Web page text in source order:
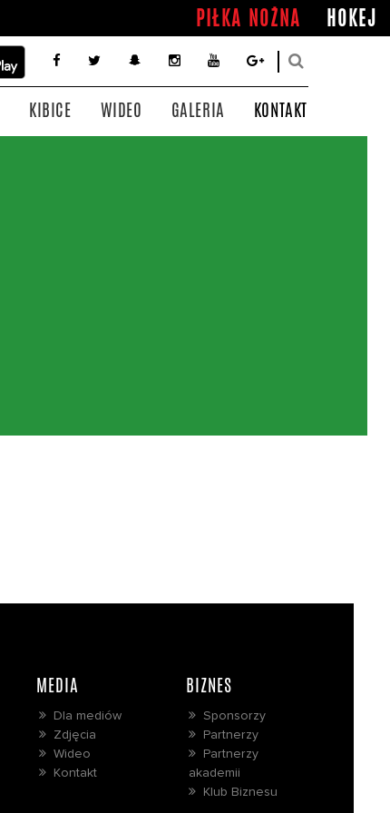
HOKEJ
PIŁKA NOŻNA
KIBICE WIDEO GALERIA KONTAKT
MEDIA
Dla mediów
Zdjęcia
Wideo
Kontakt
BIZNES
Sponsorzy
Partnerzy
Partnerzy
akademii
Klub Biznesu